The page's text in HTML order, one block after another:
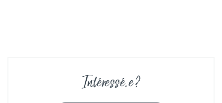
Intéressé.e ?